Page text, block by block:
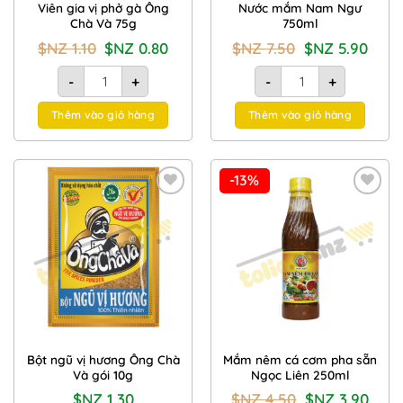
Viên gia vị phở gà Ông
Chà Và 75g
$NZ1.10 Giá
gốc
là:
$NZ
1.10.
$NZ0.80Giá
hiện
0.80.
-
Viên gia vị phở gà Ông Chà Và 75g số lượng
+
Thêm vào giỏ hàng
Nước mắm Nam Ngư
750ml
$NZ7.50 Giá
gốc
là:
$NZ
7.50.
$NZ 5.90Giá
hiện
-
Nước mắm Nam Ngư
+
Thêm vào giỏ hàng
Add to
Wishlist
Bột ngũ vị hương Ông Chà
Và gói 10g
-13%
Wishlist
Mắm nêm cá cơm pha sẵn
Ngọc Liên 250ml
Giá Giá